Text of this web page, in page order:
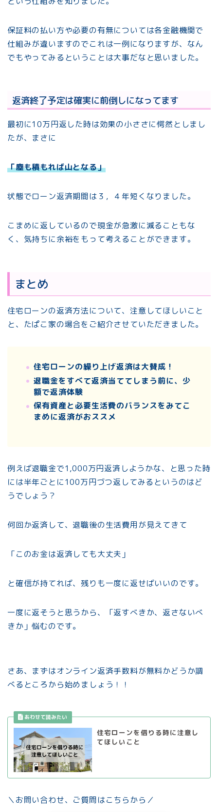
保証料の払い方や必要の有無については各金融機関で
仕組みが違いますのでこれは一例になりますが、なん
でもやってみるということは大事だなと思いました。
返済終了予定は確実に前倒しになってます
最初に10万円返した時は効果の小ささに愕然としまし
たが、まさに
「塵も積もれば山となる」
状態でローン返済期間は３，４年短くなりました。
こまめに返しているので現金が急激に減ることもな
く、気持ちに余裕をもって考えることができます。
まとめ
住宅ローンの返済方法について、注意してほしいこと
と、たぱこ家の場合をご紹介させていただきました。
住宅ローンの繰り上げ返済は大賛成！
退職金をすべて返済当ててしまう前に、少
額で返済体験
保有資産と必要生活費のバランスをみてこ
まめに返済がおススメ
例えば退職金で1,000万円返済しようかな、と思った時
には半年ごとに100万円づつ返してみるというのはど
うでしょう？
何回か返済して、退職後の生活費用が見えてきて
「このお金は返済しても大丈夫」
と確信が持てれば、残りも一度に返せばいいのです。
一度に返そうと思うから、「返すべきか、返さないべ
きか」悩むのです。
さあ、まずはオンライン返済手数料が無料かどうか調
べるところから始めましょう！！
住宅ローンを借りる時に注意し
てほしいこと
＼お問い合わせ、ご質問はこちらから／